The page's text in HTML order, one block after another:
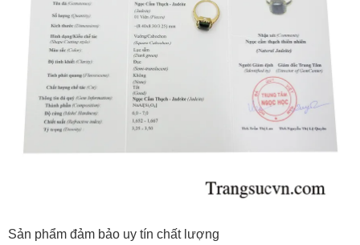
Sản phẩm đảm bảo uy tín chất lượng